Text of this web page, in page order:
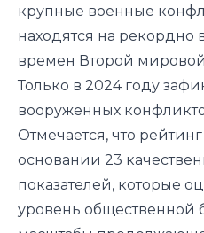
крупные военные
находятся на рекордно
времен Второй
Только в 2024 году
вооруженных
Отмечается, что рейтинг
основании 23
показателей, которые
уровень общественной